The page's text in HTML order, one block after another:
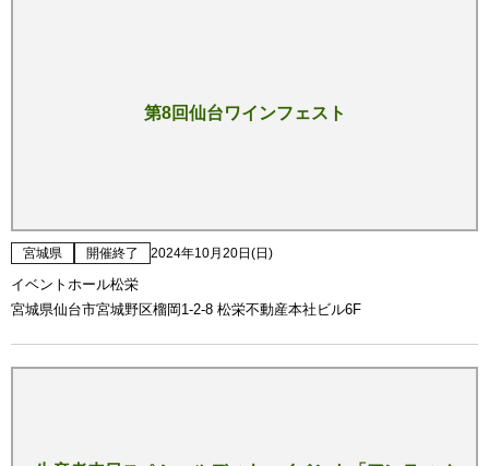
第8回仙台ワインフェスト
宮城県 開催終了 2024年10月20日(日)
イベントホール松栄
宮城県仙台市宮城野区榴岡1-2-8 松栄不動産本社ビル6F